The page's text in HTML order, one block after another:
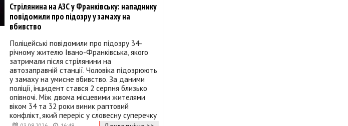
Стрілянина на АЗС у Франківську: нападнику
повідомили про підозру у замаху на
вбивство
Поліцейські повідомили про підозру 34-
річному жителю Івано-Франківська, якого
затримали після стрілянини на
автозаправній станції. Чоловіка підозрюють
у замаху на умисне вбивство. За даними
поліції, інцидент стався 2 серпня близько
опівночі. Між двома місцевими жителями
віком 34 та 32 роки виник раптовий
конфлікт, який переріс у словесну суперечку